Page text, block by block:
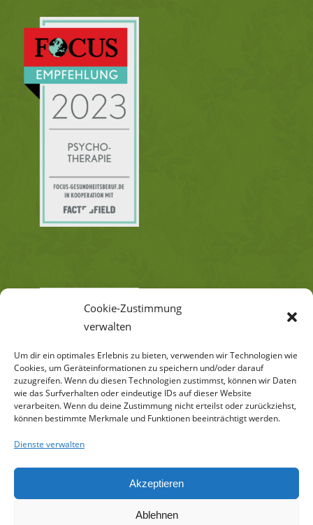
Cookie-Zustimmung
verwalten
Um dir ein optimales Erlebnis zu bieten, verwenden wir Technologien wie
Cookies, um Geräteinformationen zu speichern und/oder darauf
zuzugreifen. Wenn du diesen Technologien zustimmst, können wir Daten
wie das Surfverhalten oder eindeutige IDs auf dieser Website
verarbeiten. Wenn du deine Zustimmung nicht erteilst oder zurückziehst,
können bestimmte Merkmale und Funktionen beeinträchtigt werden.
Dienste verwalten
Akzeptieren
Ablehnen